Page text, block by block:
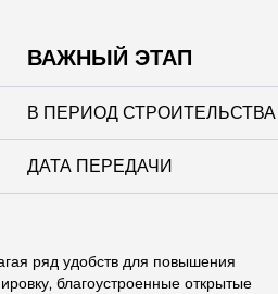
ВАЖНЫЙ ЭТАП
В ПЕРИОД СТРОИТЕЛЬСТВА
ДАТА ПЕРЕДАЧИ
ряд удобств для повышения
благоустроенные открытые